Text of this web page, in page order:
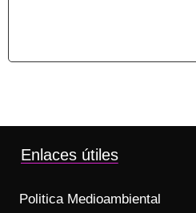
Enlaces útiles
Politica Medioambiental